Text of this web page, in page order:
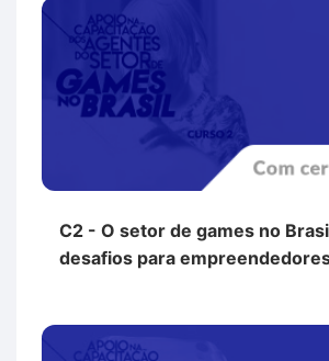
C2 - O setor de games no
desafios para